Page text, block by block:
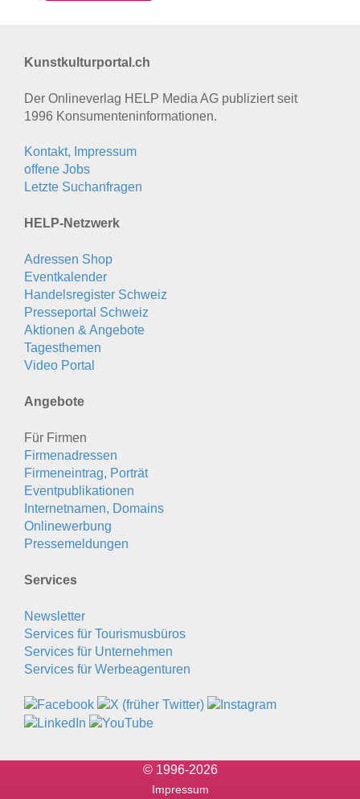
Kunstkulturportal.ch
Der Onlineverlag HELP Media AG publiziert seit
1996 Konsumenten­informationen.
Kontakt, Impressum
offene Jobs
Letzte Suchanfragen
HELP-Netzwerk
Adressen Shop
Eventkalender
Handelsregister Schweiz
Presseportal Schweiz
Aktionen & Angebote
Tagesthemen
Video Portal
Angebote
Für Firmen
Firmenadressen
Firmeneintrag, Porträt
Eventpublikationen
Internetnamen, Domains
Onlinewerbung
Pressemeldungen
Services
Newsletter
Services für Tourismusbüros
Services für Unternehmen
Services für Werbeagenturen
© 1996-2026
Impressum